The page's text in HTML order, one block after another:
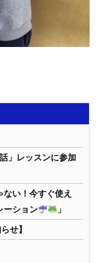
」レッスンに参加
い！今すぐ使え
ーション
」
せ】